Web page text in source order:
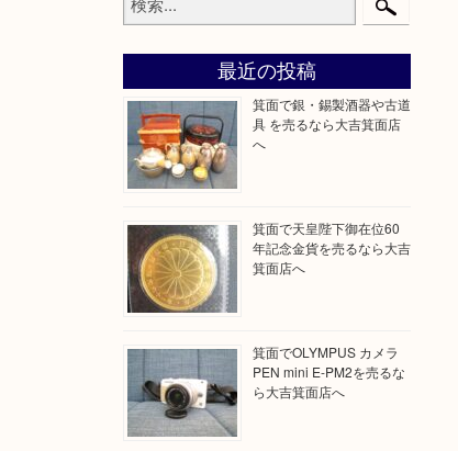
最近の投稿
箕面で銀・錫製酒器や古道
具 を売るなら大吉箕面店
へ
箕面で天皇陛下御在位60
年記念金貨を売るなら大吉
箕面店へ
箕面でOLYMPUS カメラ
PEN mini E-PM2を売るな
ら大吉箕面店へ